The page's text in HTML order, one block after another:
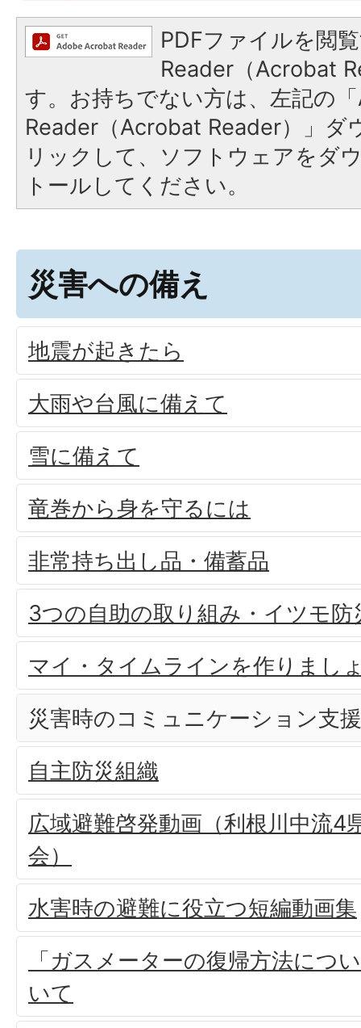
PDFファイルを閲
Reader（Acrobat
す。お持ちでない方は、左記の
Reader（Acrobat Reader）」ダ
リックして、ソフトウェアをダ
トールしてください。
災害への備え
地震が起きたら
大雨や台風に備えて
雪に備えて
竜巻から身を守るには
非常持ち出し品・備蓄品
3つの自助の取り組み・イツモ防
マイ・タイムラインを作りまし
災害時のコミュニケーション支
自主防災組織
広域避難啓発動画（利根川中流4
会）
水害時の避難に役立つ短編動画集
「ガスメーターの復帰方法につ
いて